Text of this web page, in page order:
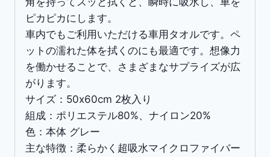
ピカピカにします。
車内でもご利用いただける車用タオルです。ペ
ットの濡れた体を拭くのにも最適です。想像力
を働かせることで、さまざまなサプライズが広
がります。
サイズ：50x60cm 2枚入り
組成：ポリエステル80%、ナイロン20%
色：本体 グレー
主な特徴：柔らかく超吸水マイクロファイバー